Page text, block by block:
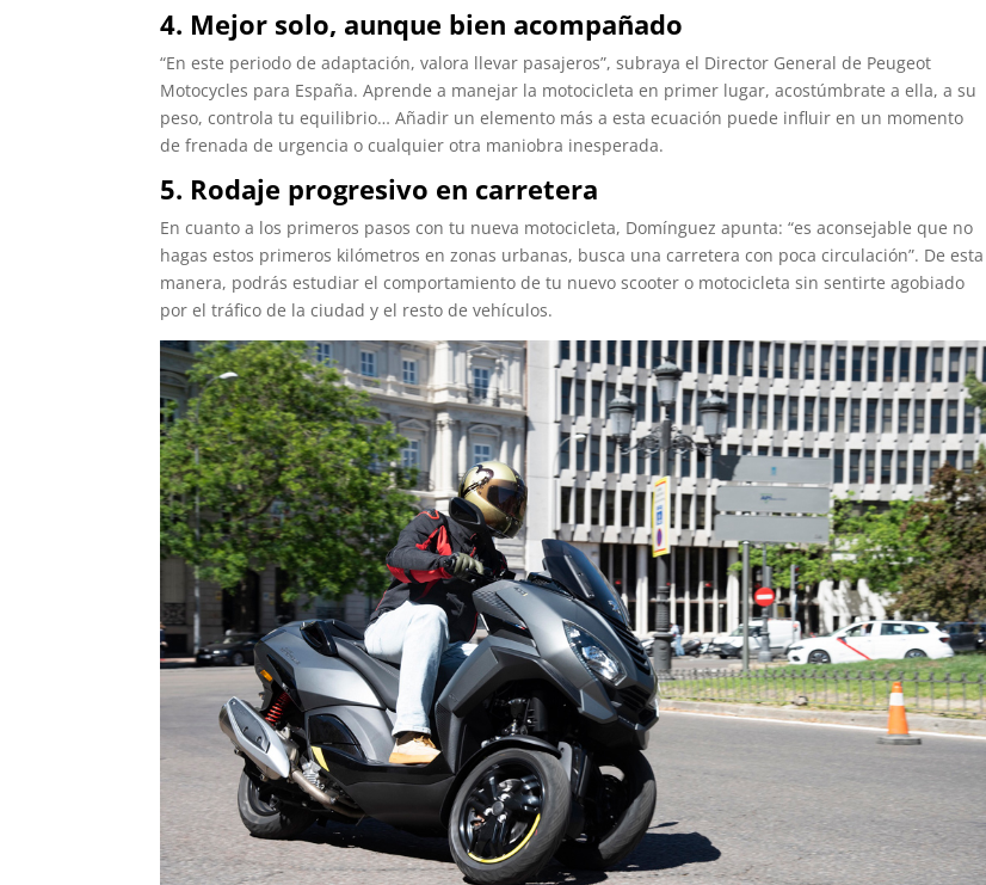
4. Mejor solo, aunque bien acompañado
“En este periodo de adaptación, valora llevar pasajeros”, subraya el Director General de Peugeot
Motocycles para España. Aprende a manejar la motocicleta en primer lugar, acostúmbrate a ella, a su
peso, controla tu equilibrio… Añadir un elemento más a esta ecuación puede influir en un momento
de frenada de urgencia o cualquier otra maniobra inesperada.
5. Rodaje progresivo en carretera
En cuanto a los primeros pasos con tu nueva motocicleta, Domínguez apunta: “es aconsejable que no
hagas estos primeros kilómetros en zonas urbanas, busca una carretera con poca circulación”. De esta
manera, podrás estudiar el comportamiento de tu nuevo scooter o motocicleta sin sentirte agobiado
por el tráfico de la ciudad y el resto de vehículos.